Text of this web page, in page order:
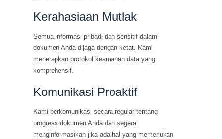
Kerahasiaan Mutlak
Semua informasi pribadi dan sensitif dalam
dokumen Anda dijaga dengan ketat. Kami
menerapkan protokol keamanan data yang
komprehensif.
Komunikasi Proaktif
Kami berkomunikasi secara regular tentang
progress dokumen Anda dan segera
menginformasikan jika ada hal yang memerlukan